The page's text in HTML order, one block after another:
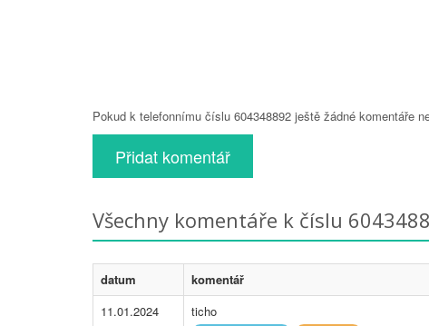
Pokud k telefonnímu číslu 604348892 ještě žádné komentáře
Přidat komentář
Všechny komentáře k číslu
datum
komentář
11.01.2024
ticho